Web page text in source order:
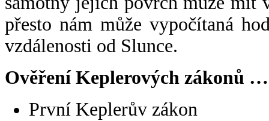
přesto nám může vypočítaná
vzdálenosti od Slunce.
Ověření Keplerových zákonů …
První Keplerův zákon